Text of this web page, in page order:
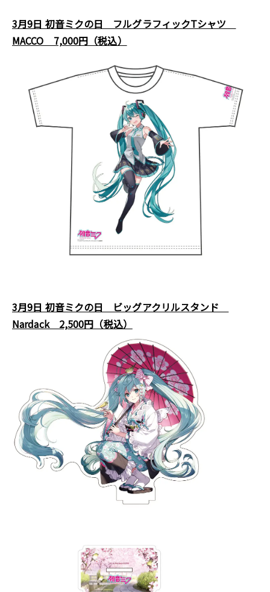
3月9日 初音ミクの日 フルグラフィックTシャツ
MACCO 7,000円（税込）
3月9日 初音ミクの日 ビッグアクリルスタンド
Nardack 2,500円（税込）